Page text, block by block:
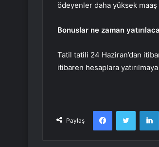
ödeyenler daha yüksek maaş
Bonuslar ne zaman
Tatil tatili 24 Haziran’dan
itibaren hesaplara
Paylaş
FacebookTwitter